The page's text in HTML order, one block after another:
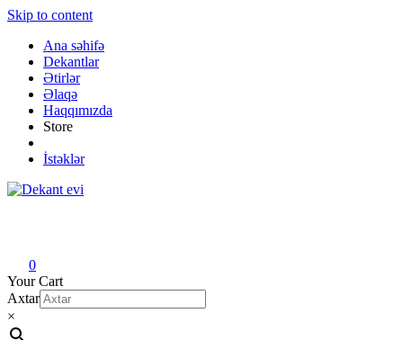
Skip to content
Ana səhifə
Dekantlar
Ətirlər
Əlaqə
Haqqımızda
Store
İstəklər
0
Your Cart
Axtar
×